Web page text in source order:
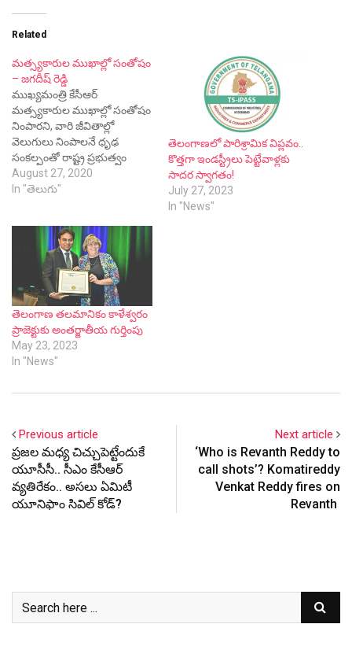
Related
మత్స్యకారుల ముఖాల్లో సంతోషం
– జగదీష్ రెడ్డి
ముఖ్యమంత్రి కేసీఆర్
మత్స్యకారుల ముఖాల్లో సంతోషం
నింపారని, వారి జీవితాల్లో
వెలుగులు నింపాలనే ధృఢ
సంకల్పంతో రాష్ట్ర ప్రభుత్వం
ముందుకు సాగుతోందని విద్యుత్
శాఖామంత్రి జగదీష్ రెడ్డి అన్నారు.
August 27, 2020
In "తెలుగు"
తెలంగాణ‌లో పారిశ్రామిక విప్ల‌వం..
కొత్త‌గా ఇండ‌స్ట్రీలు పెట్టేవాళ్ల‌కు
సాద‌ర స్వాగ‌తం!
July 27, 2023
In "News"
తెలంగాణ తలమానికం కాళేశ్వరం
ప్రాజెక్టుకు అంతర్జాతీయ గుర్తింపు
May 23, 2023
In "News"
Previous article
ప్ర‌జ‌ల మ‌ధ్య చిచ్చుపెట్టేందుకే
యూసీసీ.. సీఎం కేసీఆర్
వ్య‌తిరేకం.. అస‌లు ఏమిటీ
యూనిఫాం సివిల్ కోడ్‌?
Next article
‘Who is Revanth Reddy to
call shots’? Komatireddy
Venkat Reddy fires on
Revanth